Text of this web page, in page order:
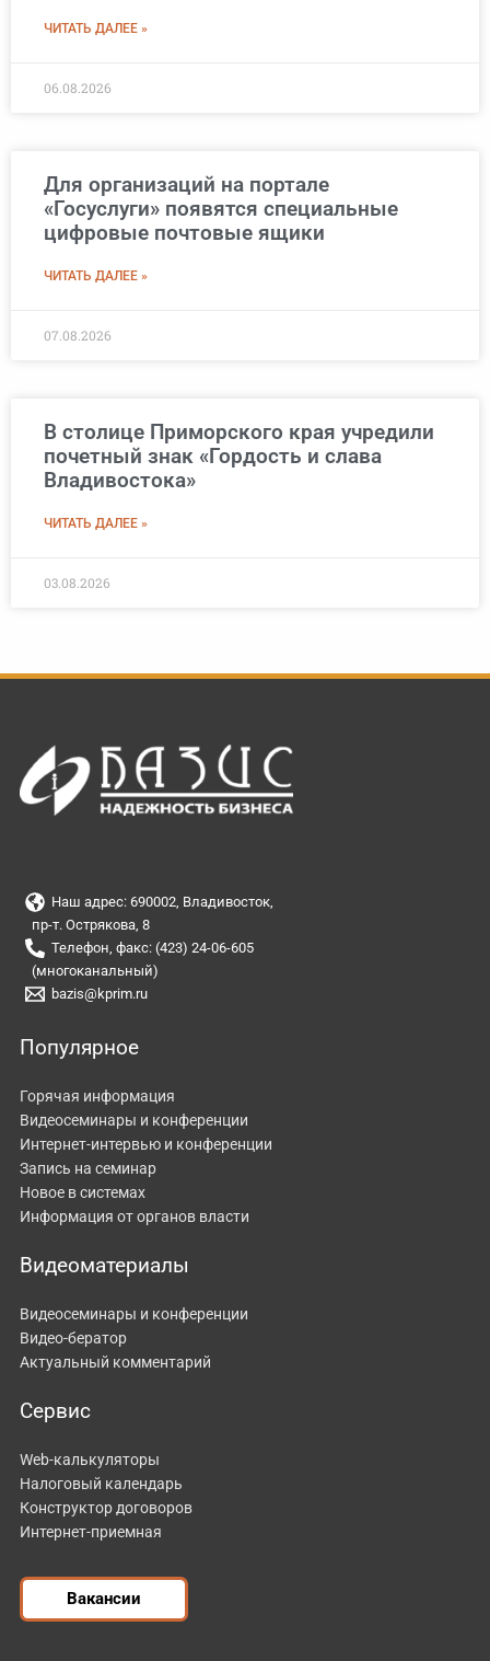
ЧИТАТЬ ДАЛЕЕ »
06.08.2026
Для организаций на портале
«Госуслуги» появятся специальные
цифровые почтовые ящики
ЧИТАТЬ ДАЛЕЕ »
07.08.2026
В столице Приморского края учредили
почетный знак «Гордость и слава
Владивостока»
ЧИТАТЬ ДАЛЕЕ »
03.08.2026
Наш адрес: 690002, Владивосток,
пр-т. Острякова, 8
Телефон, факс: (423) 24-06-605
(многоканальный)
bazis@kprim.ru
Популярное
Горячая информация
Видеосеминары и конференции
Интернет-интервью и конференции
Запись на семинар
Новое в системах
Информация от органов власти
Видеоматериалы
Видеосеминары и конференции
Видео-бератор
Актуальный комментарий
Сервис
Web-калькуляторы
Налоговый календарь
Конструктор договоров
Интернет-приемная
Вакансии